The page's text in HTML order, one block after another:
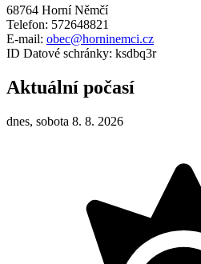
68764 Horní Němčí
Telefon: 572648821
E-mail: obec@horninemci.cz
ID Datové schránky: ksdbq3r
Aktuální počasí
dnes, sobota 8. 8. 2026